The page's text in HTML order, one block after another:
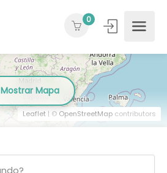
0
Leaflet | © OpenStreetMap contributors
Mostrar Mapa